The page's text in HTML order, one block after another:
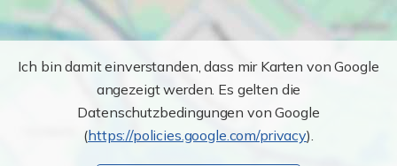
Ich bin damit einverstanden, dass mir Karten von Google
angezeigt werden. Es gelten die
Datenschutzbedingungen von Google
(https://policies.google.com/privacy).